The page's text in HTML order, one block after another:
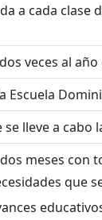
a cada clase
veces al
Escuela
se lleve a
meses con
que